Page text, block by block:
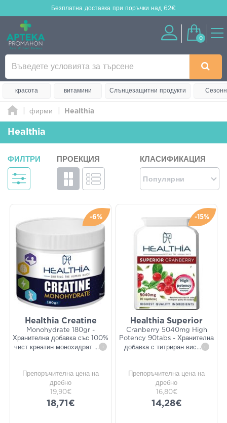
Безплатна доставка при поръчки над 62€
0
красота витамини Слънцезащитни продукти
фирми Healthia
Healthia
ФИЛТРИ ПРОЕКЦИЯ КЛАСИФИКАЦИЯ
Популярни
-6%
Healthia Creatine
Monohydrate 180gr -
Хранителна добавка със 100%
чист креатин монохидрат ... i
Препоръчителна цена на
дребно
19,90€
18,71€
-15%
Healthia Superior
Cranberry 5040mg High
Potency 90tabs - Хранителна
добавка с титриран вис... i
Препоръчителна цена на
дребно
16,80€
14,28€